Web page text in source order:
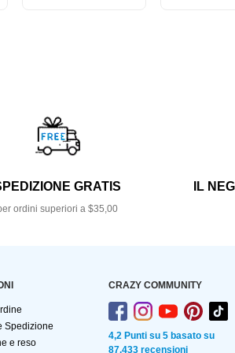
GRATIS
ordini superiori a $35,00
IL
Spedizione
e reso
CRAZY COMMUNITY
4,2 Punti su 5 basato su
87.433 recensioni